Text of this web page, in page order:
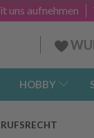
uns aufnehmen
HOBBY